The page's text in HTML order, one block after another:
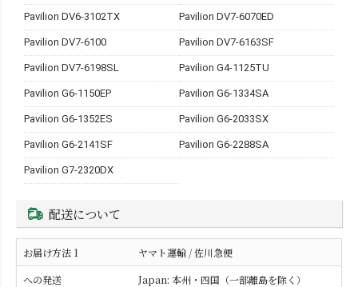
Pavilion DV6-3102TX Pavilion DV7-6070ED
Pavilion DV7-6100 Pavilion DV7-6163SF
Pavilion DV7-6198SL Pavilion G4-1125TU
Pavilion G6-1150EP Pavilion G6-1334SA
Pavilion G6-1352ES Pavilion G6-2033SX
Pavilion G6-2141SF Pavilion G6-2288SA
Pavilion G7-2320DX
配送について
ヤマト運輸 / 佐川急便
Japan: 本州・四国（一部離島を除く）